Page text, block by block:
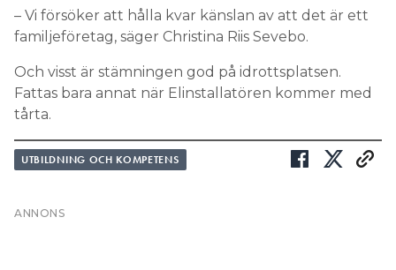
– Vi försöker att hålla kvar känslan av att det är ett
familjeföretag, säger Christina Riis Sevebo.
Och visst är stämningen god på idrottsplatsen.
Fattas bara annat när Elinstallatören kommer med
tårta.
UTBILDNING OCH KOMPETENS